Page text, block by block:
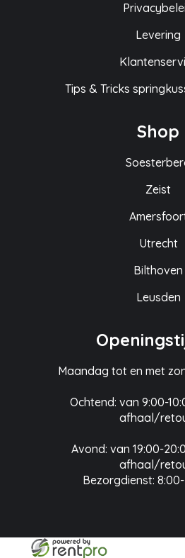
Levering
Tips & Tricks
Shop
Zeist
Utrecht
Bilthoven
Leusden
Maandag tot en met
Ochtend: van 9:00-
afhaal/
Avond: van 19:00-
afhaal/
Bezorgdienst: